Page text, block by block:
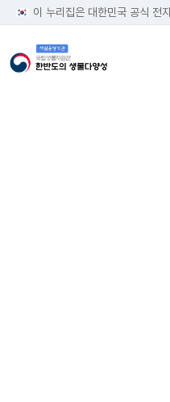
이 누리집은 대한민국 공식 전